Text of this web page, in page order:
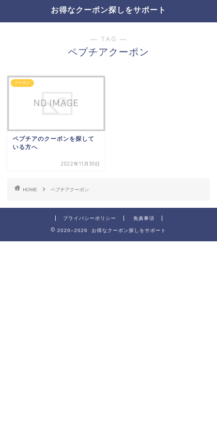
お得なクーポン探しをサポート
― TAG ―
ペプチアクーポン
クーポン
ペプチアのクーポンを探して
いる方へ
2022年11月30日
HOME ペプチアクーポン
プライバシーポリシー 免責事項
2020–2026 お得なクーポン探しをサポート